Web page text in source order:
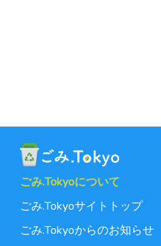
ごみ.Tokyoについて
ごみ.Tokyoサイトトップ
ごみ.Tokyoからのお知らせ